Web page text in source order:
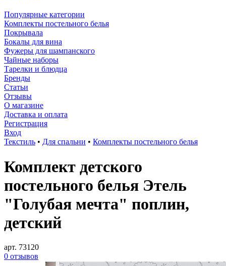
Популярные категории
Комплекты постельного белья
Покрывала
Бокалы для вина
Фужеры для шампанского
Чайные наборы
Тарелки и блюдца
Бренды
Статьи
Отзывы
О магазине
Доставка и оплата
Регистрация
Вход
Текстиль • Для спальни • Комплекты постельного белья
Комплект детского
постельного белья Этель
"Голубая мечта" поплин,
детский
арт. 73120
0 отзывов